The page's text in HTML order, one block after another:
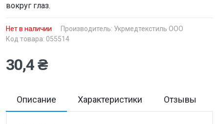
вокруг глаз.
Нет в наличии Производитель: Укрмедтекстиль ООО
Код товара: 055514
30,4 ₴
Описание Характеристики Отзывы